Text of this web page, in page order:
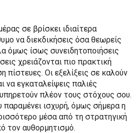
σε βρίσκει ιδιαίτερα
να διεκδικήσεις όσα θεωρείς
όμως ίσως συνειδητοποιήσεις
χρειάζονται πιο πρακτική
πίστευες. Οι εξελίξεις σε καλούν
να εγκαταλείψεις παλιές
πλέον τους στόχους σου.
ισχυρή, όμως σήμερα η
μέσα από τη στρατηγική
τον αυθορμητισμό.